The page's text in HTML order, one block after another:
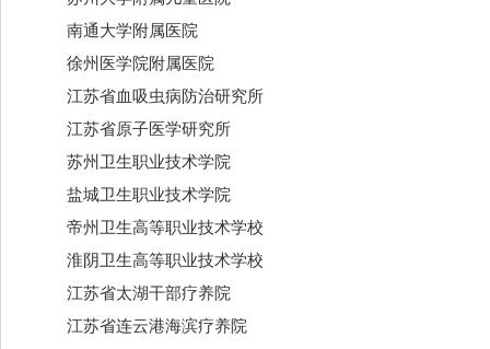
南通大学附属医院
徐州医学院附属医院
江苏省血吸虫病防治研究所
江苏省原子医学研究所
苏州卫生职业技术学院
盐城卫生职业技术学院
帝州卫生高等职业技术学校
淮阴卫生高等职业技术学校
江苏省太湖干部疗养院
江苏省连云港海滨疗养院